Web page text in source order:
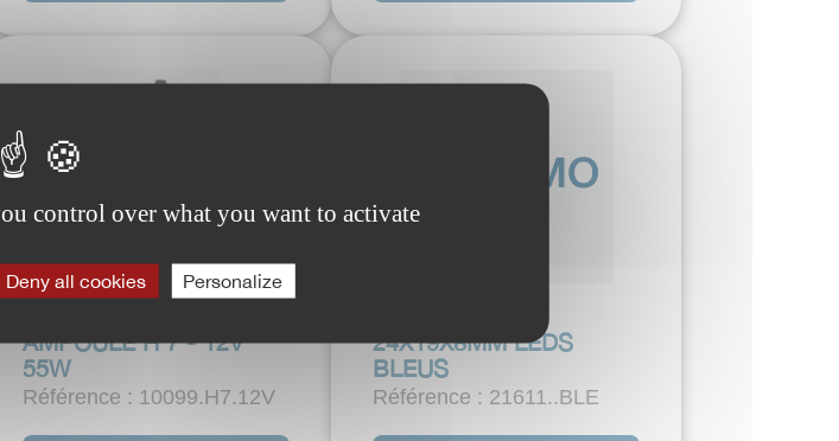
AMPOULE H 7 - 12V
55W
Référence : 10099.H7.12V
24X19X8MM LEDS
BLEUS
Référence : 21611..BLE
control over what you want to activate
Deny all cookies Personalize